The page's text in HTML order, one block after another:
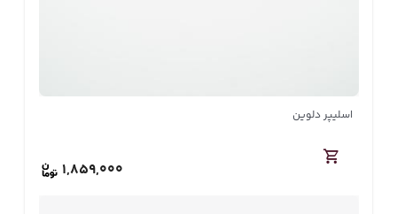
اسلیپر دلوین
1,859,000